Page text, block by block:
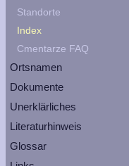
Standorte
Index
Cmentarze FAQ
Ortsnamen
Dokumente
Unerklärliches
Literaturhinweis
Glossar